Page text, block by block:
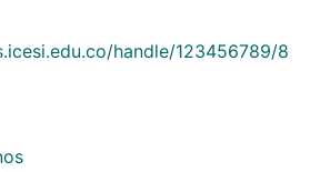
handle/123456789/8